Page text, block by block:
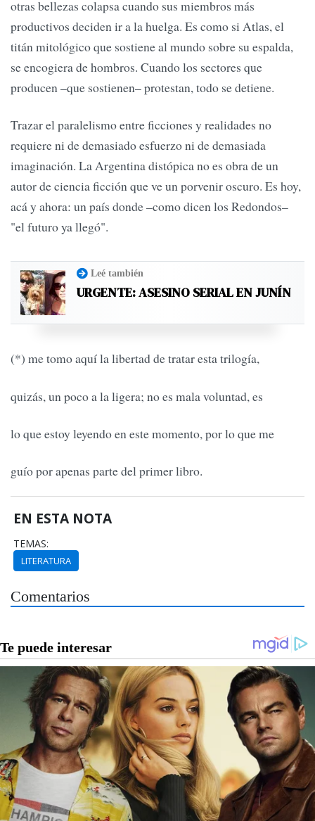
otras bellezas colapsa cuando sus miembros más
productivos deciden ir a la huelga. Es como si Atlas, el
titán mitológico que sostiene al mundo sobre su espalda,
se encogiera de hombros. Cuando los sectores que
producen –que sostienen– protestan, todo se detiene.
Trazar el paralelismo entre ficciones y realidades no
requiere ni de demasiado esfuerzo ni de demasiada
imaginación. La Argentina distópica no es obra de un
autor de ciencia ficción que ve un porvenir oscuro. Es hoy,
acá y ahora: un país donde –como dicen los Redondos–
"el futuro ya llegó".
Leé también
URGENTE: ASESINO SERIAL EN JUNÍN
(*) me tomo aquí la libertad de tratar esta trilogía,
quizás, un poco a la ligera; no es mala voluntad, es
lo que estoy leyendo en este momento, por lo que me
guío por apenas parte del primer libro.
EN ESTA NOTA
TEMAS:
LITERATURA
Comentarios